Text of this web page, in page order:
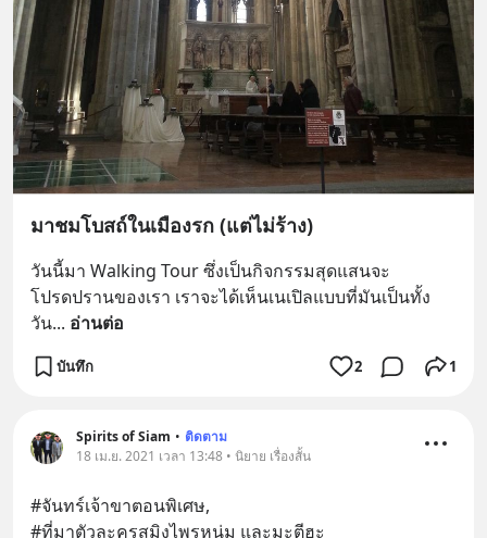
มาชมโบสถ์ในเมืองรก (แต่ไม่ร้าง)
วันนี้มา Walking Tour ซึ่งเป็นกิจกรรมสุดแสนจะ
โปรดปรานของเรา เราจะได้เห็นเนเปิลแบบที่มันเป็นทั้ง
วัน... อ่านต่อ
บันทึก 2 1
Spirits of Siam • ติดตาม
18 เม.ย. 2021 เวลา 13:48 • นิยาย เรื่องสั้น
#จันทร์เจ้าขาตอนพิเศษ,
#ที่มาตัวละครสมิงไพรหนุ่ม และมะตีฮะ